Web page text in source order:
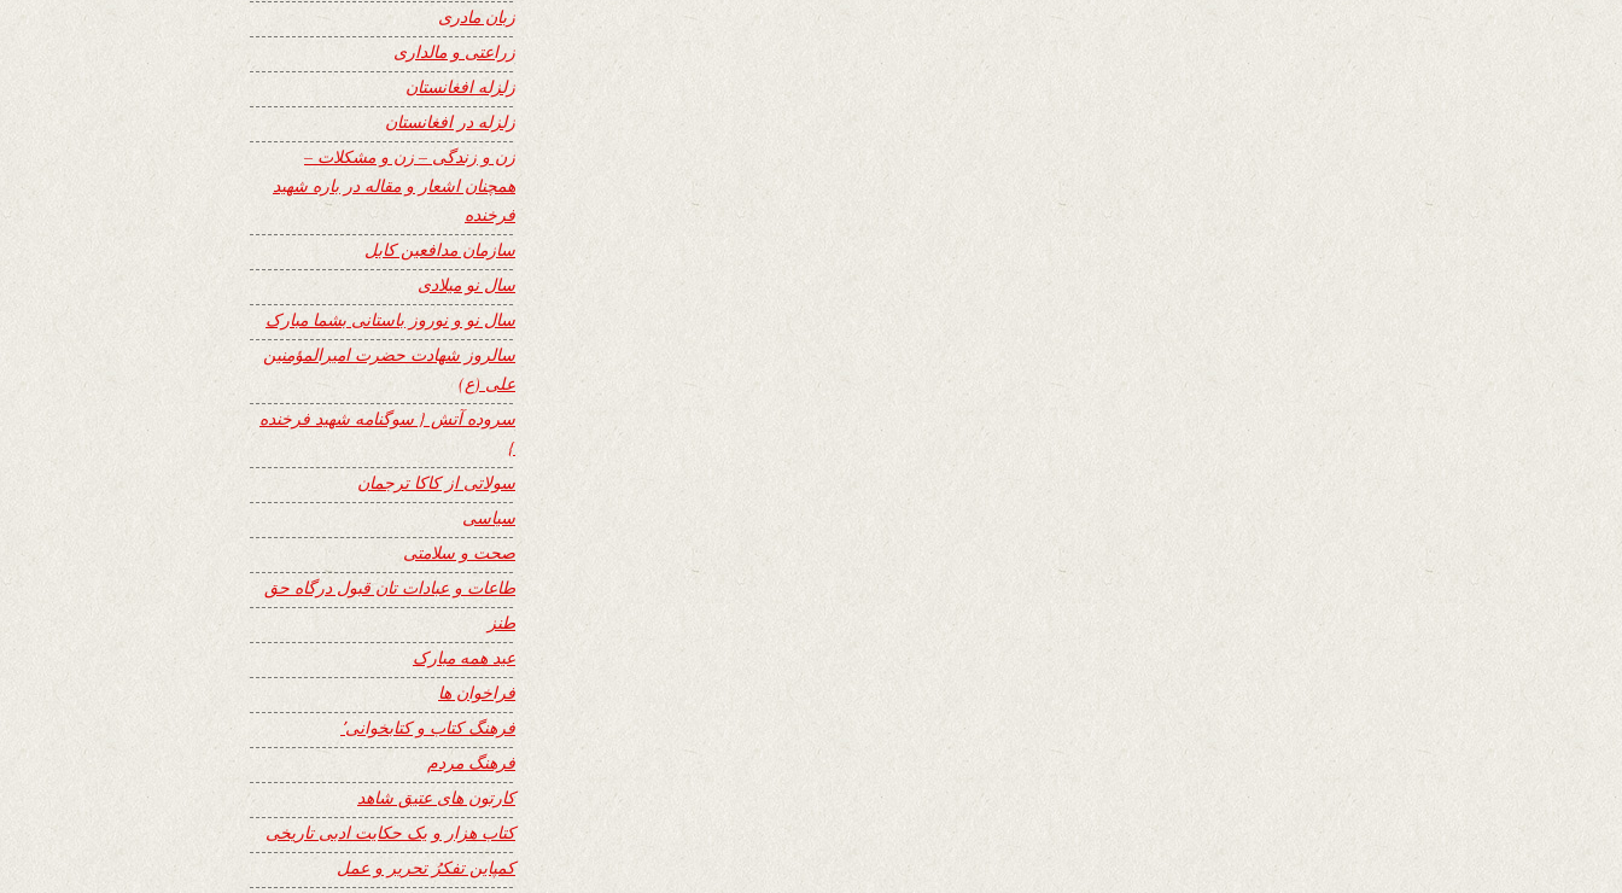
زبان مادری
زراعتی و مالداری
زلزله افغانستان
زلزله در افغانستان
زن و زندگی – زن و مشکلات –
همچنان اشعار و مقاله در باره شهید
فرخنده
سازمان مدافعین کابل
سال نو میلادی
سال نو و نوروز باستانی بشما مبارک
سالروز شهادت حضرت امیرالمؤمنین
علی (ع)
سروده آتش { سوگنامه شهید فرخنده
}
سولاتی از کاکا ترجمان
سیاسی
صحت و سلامتی
طاعات و عبادات تان قبول درگاه حق
طنز
عید همه مبارک
فراخوان ها
فرهنگ کتاب و کتابخوانی٬
فرهنگ مردم
کارتون های عتیق شاهد
کتاب هزار و یک حکایت ادبی تاریخی
کمپاین تفکرُ تحریر و عمل